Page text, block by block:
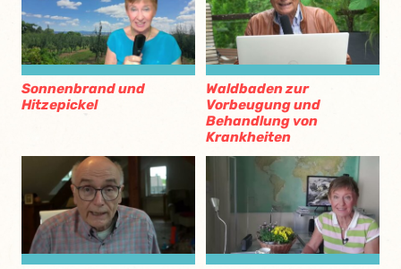
Sonnenbrand und
Hitzepickel
Waldbaden zur
Vorbeugung und
Behandlung von
Krankheiten